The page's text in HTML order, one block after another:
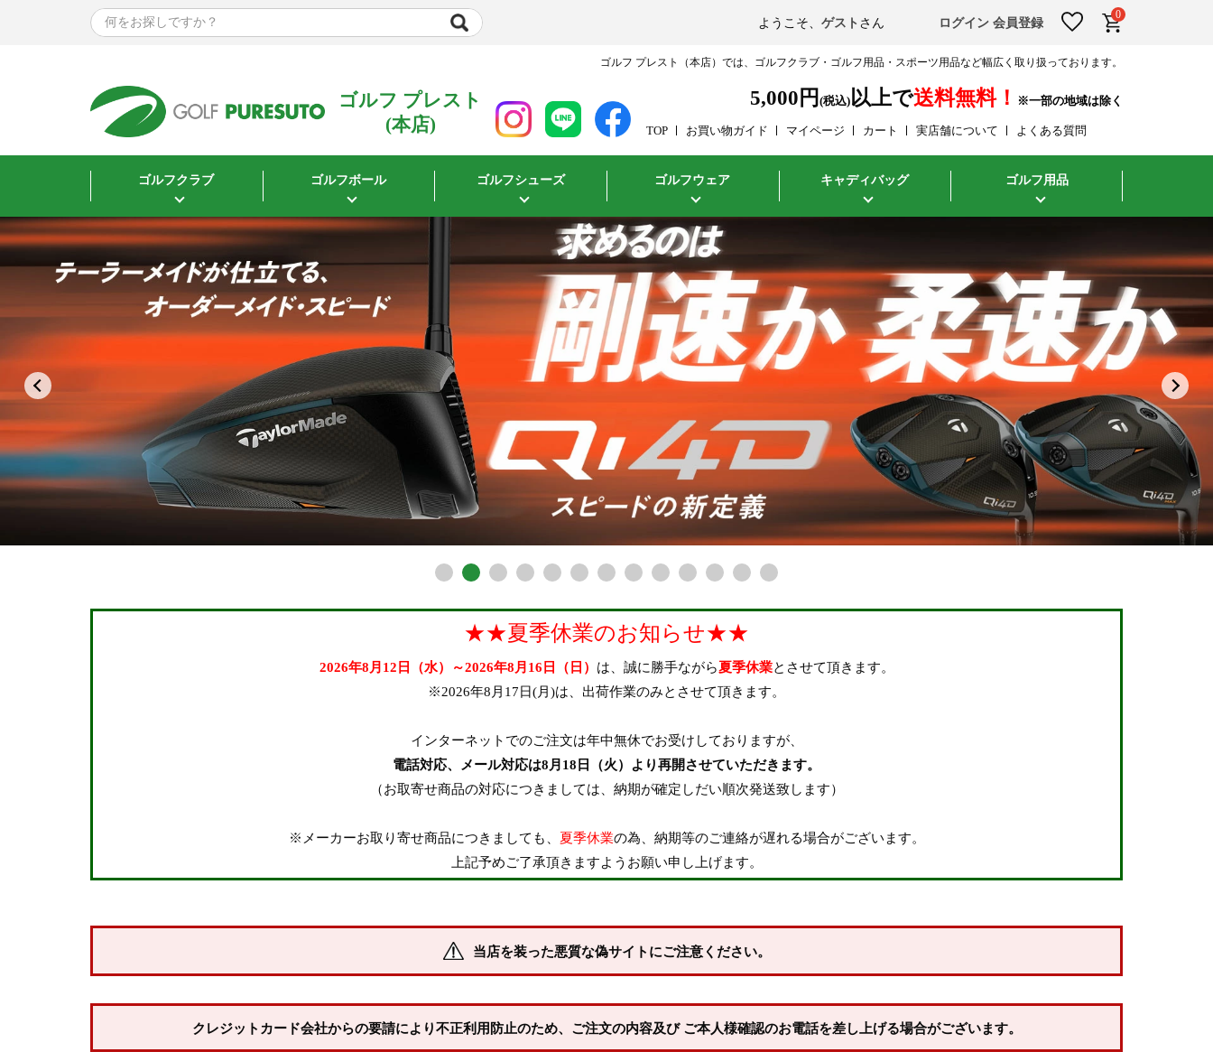
ようこそ、ゲスト さん ログイン 会員登録
0
ゴルフ プレスト（本店）では、ゴルフクラブ・ゴルフ用品・スポーツ用品など幅広く取り扱っております。
ゴルフ プレスト
(本店)
5,000円 (税込)以上で送料無料！
TOP お買い物ガイド マイページ カート 実店舗について よくある質問
ゴルフクラブ ゴルフボール ゴルフシューズ ゴルフウェア キャディバッグ ゴルフ用品
★★夏季休業のお知らせ★★
2026年8月12日（水）～2026年8月16日（日） は、誠に勝手ながら夏季休業とさせて頂きます。
※2026年8月17日(月)は、出荷作業のみとさせて頂きます。
インターネットでのご注文は年中無休でお受けしておりますが、
電話対応、メール対応は8月18日（火）より再開させていただきます。
（お取寄せ商品の対応につきましては、納期が確定しだい順次発送致します）
※メーカーお取り寄せ商品につきましても、 夏季休業の為、納期等のご連絡が遅れる場合がございます。
上記予めご了承頂きますようお願い申し上げます。
当店を装った悪質な偽サイトにご注意ください。
クレジットカード会社からの要請により不正利用防止のため、ご注文の内容及び ご本人様確認のお電話を差し上げる場合がございます。
Mサイズ Lサイズ XLサイズ XXLサイズ 3Lサイズ
在庫なし商品
在庫なし商品を表示しない
納期
即納商品 お取り寄せ・予約商品
新着順